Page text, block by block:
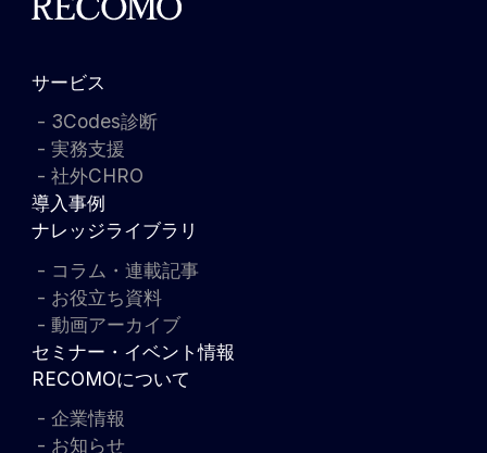
サービス
3Codes診断
実務支援
社外CHRO
導入事例
ナレッジライブラリ
コラム・連載記事
お役立ち資料
動画アーカイブ
セミナー・イベント情報
RECOMOについて
企業情報
お知らせ